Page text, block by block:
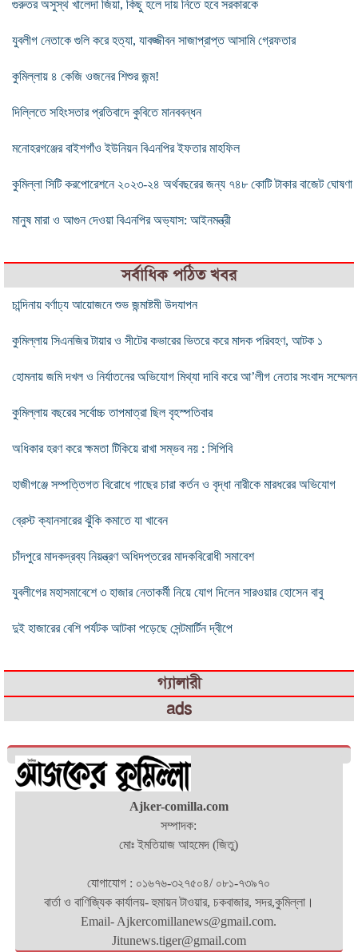
গুরুতর অসুস্থ খালেদা জিয়া, কিছু হলে দায় নিতে হবে সরকারকে
যুবলীগ নেতাকে গুলি করে হত্যা, যাবজ্জীবন সাজাপ্রাপ্ত আসামি গ্রেফতার
কুমিল্লায় ৪ কেজি ওজনের শিশুর জন্ম!
দিল্লিতে সহিংসতার প্রতিবাদে কুবিতে মানববন্ধন
মনোহরগঞ্জের বাইশগাঁও ইউনিয়ন বিএনপির ইফতার মাহফিল
কুমিল্লা সিটি করপোরেশনে ২০২৩-২৪ অর্থবছরের জন্য ৭৪৮ কোটি টাকার বাজেট ঘোষণা
মানুষ মারা ও আগুন দেওয়া বিএনপির অভ্যাস: আইনমন্ত্রী
সর্বাধিক পঠিত খবর
চান্দিনায় বর্ণাঢ্য আয়োজনে শুভ জন্মাষ্টমী উদযাপন
কুমিল্লায় সিএনজির টায়ার ও সীটের কভারের ভিতরে করে মাদক পরিবহণ, আটক ১
হোমনায় জমি দখল ও নির্যাতনের অভিযোগ মিথ্যা দাবি করে আ’লীগ নেতার সংবাদ সম্মেলন
কুমিল্লায় বছরের সর্বোচ্চ তাপমাত্রা ছিল বৃহস্পতিবার
অধিকার হরণ করে ক্ষমতা টিকিয়ে রাখা সম্ভব নয় : সিপিবি
হাজীগঞ্জে সম্পত্তিগত বিরোধে গাছের চারা কর্তন ও বৃদ্ধা নারীকে মারধরের অভিযোগ
ব্রেস্ট ক্যানসারের ঝুঁকি কমাতে যা খাবেন
চাঁদপুরে মাদকদ্রব্য নিয়ন্ত্রণ অধিদপ্তরের মাদকবিরোধী সমাবেশ
যুবলীগের মহাসমাবেশে ৩ হাজার নেতাকর্মী নিয়ে যোগ দিলেন সারওয়ার হোসেন বাবু
দুই হাজারের বেশি পর্যটক আটকা পড়েছে সেন্টমার্টিন দ্বীপে
গ্যালারী
ads
Ajker-comilla.com
সম্পাদক:
মোঃ ইমতিয়াজ আহমেদ (জিতু)
যোগাযোগ : ০১৬৭৬-৩২৭৫০৪/ ০৮১-৭৩৯৭০
বার্তা ও বাণিজ্যিক কার্যালয়- হুমায়ন টাওয়ার, চকবাজার, সদর,কুমিল্লা।
Email- Ajkercomillanews@gmail.com.
Jitunews.tiger@gmail.com